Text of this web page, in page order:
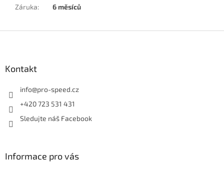
Záruka: 6 měsíců
Kontakt
info@pro-speed.cz
+420 723 531 431
Sledujte náš Facebook
Informace pro vás